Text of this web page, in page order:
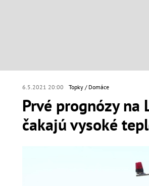
6.5.2021 20:00 Topky Domáce
Prvé prognózy na
čakajú vysoké